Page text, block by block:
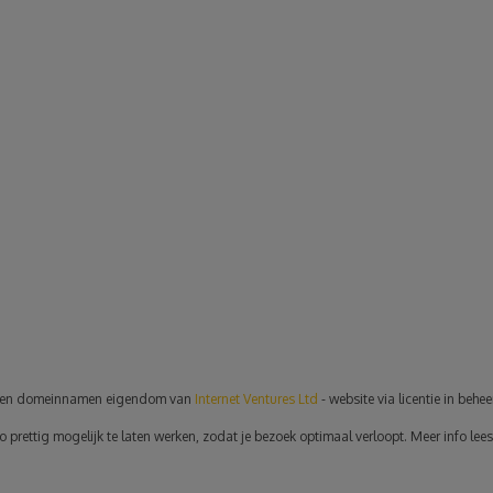
domeinnamen eigendom van Internet Ventures Ltd - website via licentie in
prettig mogelijk te laten werken, zodat je bezoek optimaal verloopt. Meer info